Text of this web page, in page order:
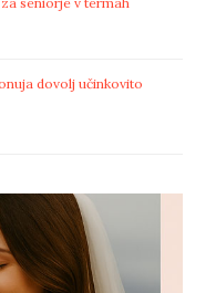
dovolj učinkovito